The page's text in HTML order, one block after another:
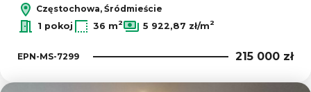
Częstochowa, Śródmieście
1 pokoj
36 m2 5 922,87 zł/m2
EPN-MS-7299 215 000 zł